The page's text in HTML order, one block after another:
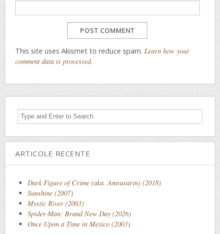
This site uses Akismet to reduce spam. Learn how your
comment data is processed.
ARTICOLE RECENTE
Dark Figure of Crime (aka. Amsusarin) (2018)
Sunshine (2007)
Mystic River (2003)
Spider-Man: Brand New Day (2026)
Once Upon a Time in Mexico (2003)